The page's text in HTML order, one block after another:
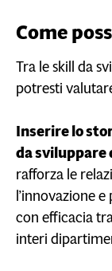
Come
Tra le skill da
potresti
Inserire lo
da sviluppare
rafforza le
l’innovazione
con efficacia
interi